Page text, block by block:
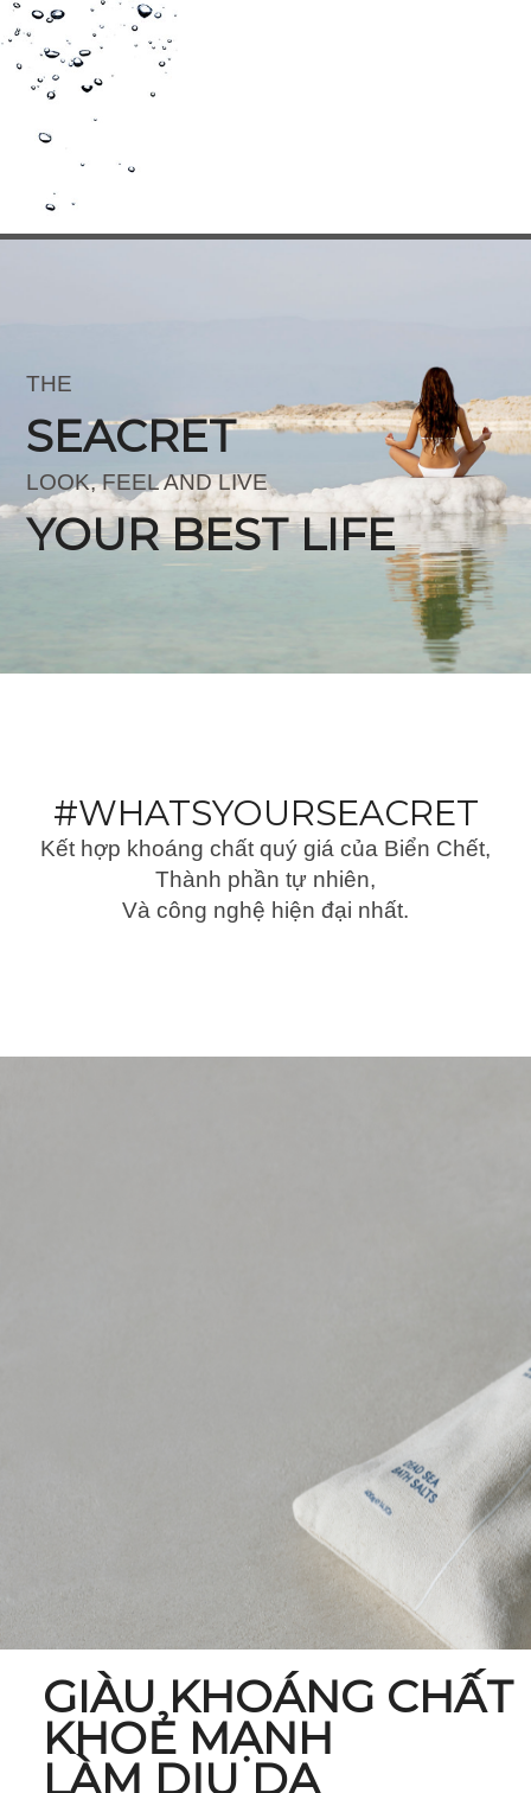
THE
SEACRET
LOOK, FEEL AND LIVE
YOUR BEST LIFE
#WHATSYOURSEACRET
Kết hợp khoáng chất quý giá của Biển Chết,
Thành phần tự nhiên,
Và công nghệ hiện đại nhất.
GIÀU KHOÁNG CHẤT
KHOẺ MẠNH
LÀM DỊU DA